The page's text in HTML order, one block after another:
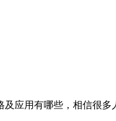
应用有哪些，相信很多